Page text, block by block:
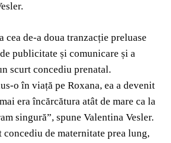
cea de-a doua tranzacție preluase
publicitate și comunicare și a
scurt concediu prenatal.
o în viață pe Roxana, ea a devenit
era încărcătura atât de mare ca la
singură”, spune Valentina Vesler.
concediu de maternitate prea lung,